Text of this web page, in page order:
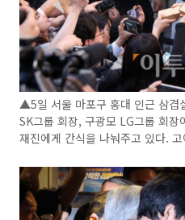
▲5일 서울 마포구 홍대 인근 삼겹
SK그룹 회장, 구광모 LG그룹 회장
재진에게 간식을 나눠주고 있다.